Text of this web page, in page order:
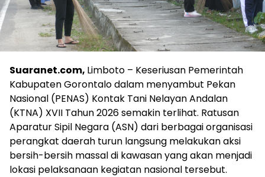
Suaranet.com, Limboto – Keseriusan Pemerintah
Kabupaten Gorontalo dalam menyambut Pekan
Nasional (PENAS) Kontak Tani Nelayan Andalan
(KTNA) XVII Tahun 2026 semakin terlihat. Ratusan
Aparatur Sipil Negara (ASN) dari berbagai organisasi
perangkat daerah turun langsung melakukan aksi
bersih-bersih massal di kawasan yang akan menjadi
lokasi pelaksanaan kegiatan nasional tersebut.